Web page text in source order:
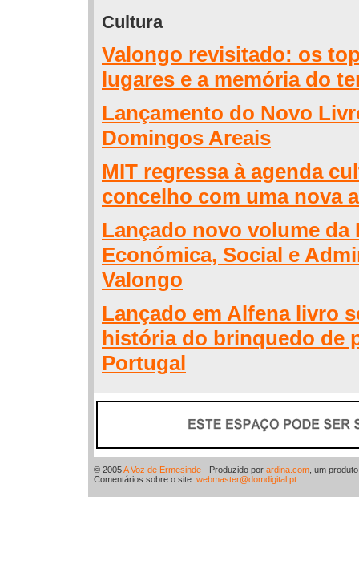
Cultura
Valongo revisitado: os
lugares e a memória do
Lançamento do Novo
Domingos Areais
MIT regressa à agenda
concelho com uma nova
Lançado novo volume da
Económica, Social e
Valongo
Lançado em Alfena livro
história do brinquedo de
Portugal
© 2005A Voz de Ermesinde - Produzido por ardina.com , um
Comentários sobre o site: webmaster@domdigital.pt